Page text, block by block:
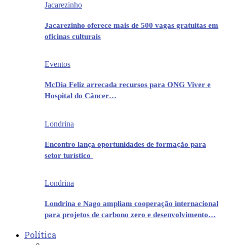
Jacarezinho
Jacarezinho oferece mais de 500 vagas gratuitas em
oficinas culturais
Eventos
McDia Feliz arrecada recursos para ONG Viver e
Hospital do Câncer…
Londrina
Encontro lança oportunidades de formação para
setor turístico
Londrina
Londrina e Nago ampliam cooperação internacional
para projetos de carbono zero e desenvolvimento…
Política